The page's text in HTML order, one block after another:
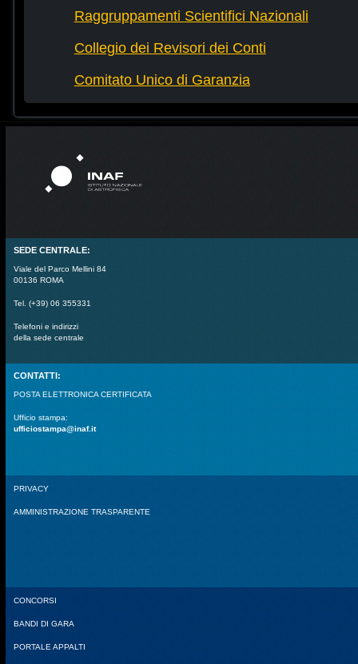
Raggruppamenti Scientifici Nazionali
Collegio dei Revisori dei Conti
Comitato Unico di Garanzia
SEDE CENTRALE:
Viale del Parco Mellini 84
00136 ROMA
Tel. (+39) 06 355331
Telefoni e indirizzi
della sede centrale
CONTATTI:
POSTA ELETTRONICA CERTIFICATA
Ufficio stampa:
ufficiostampa@inaf.it
PRIVACY
AMMINISTRAZIONE TRASPARENTE
CONCORSI
BANDI DI GARA
PORTALE APPALTI